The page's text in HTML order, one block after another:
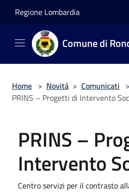
Regione Lombardia
Comune di
Home > Novità > Comunicati >
PRINS – Progetti di Intervento
PRINS –
Intervento
Centro servizi per il contrasto